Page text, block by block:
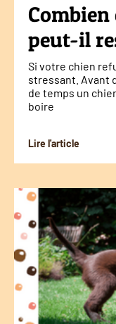
peut-il
Si votre chien
stressant. Avant
de temps un
boire
Lire l'article